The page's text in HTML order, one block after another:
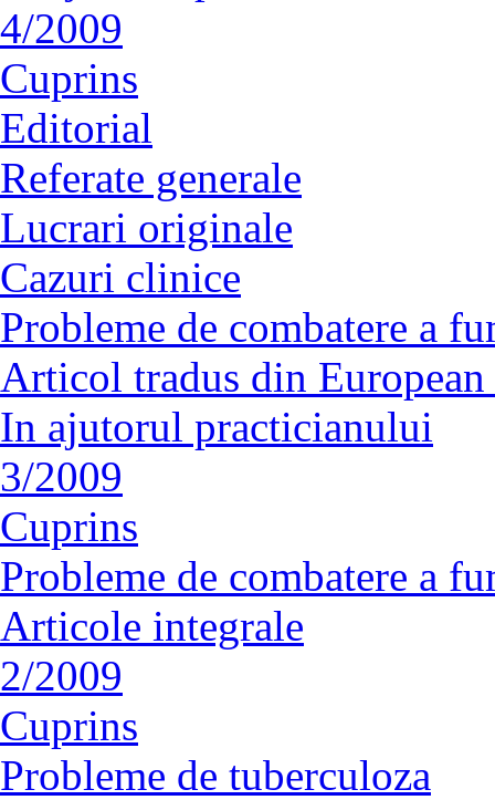
4/2009
Cuprins
Editorial
Referate generale
Lucrari originale
Cazuri clinice
Probleme de combatere a
Articol tradus din
In ajutorul practicianului
3/2009
Cuprins
Probleme de combatere a
Articole integrale
2/2009
Cuprins
Probleme de tuberculoza